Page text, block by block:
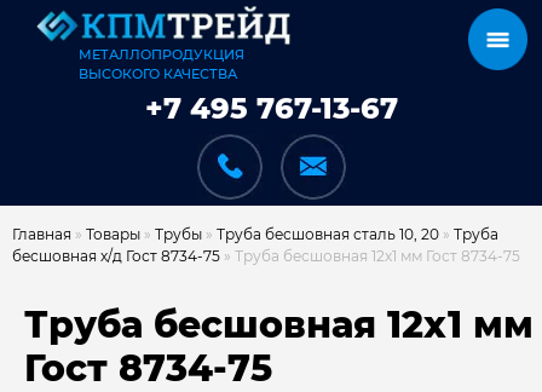
МЕТАЛЛОПРОДУКЦИЯ
ВЫСОКОГО КАЧЕСТВА
+7 495 767-13-67
КАТАЛОГ
Главная » Товары » Трубы » Труба бесшовная сталь 10, 20 » Труба
бесшовная х/д Гост 8734-75 » Труба бесшовная 12х1 мм Гост 8734-75
Труба бесшовная 12х1 мм
Гост 8734-75